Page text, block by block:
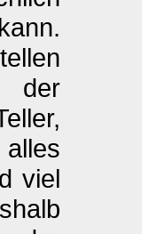
der
viel